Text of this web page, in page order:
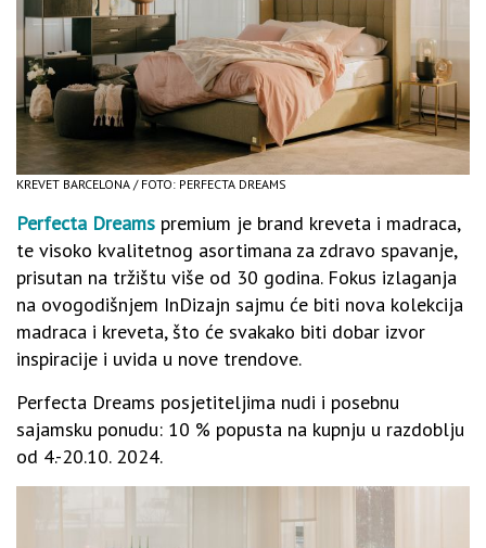
KREVET BARCELONA / FOTO: PERFECTA DREAMS
Perfecta Dreams premium je brand kreveta i madraca,
te visoko kvalitetnog asortimana za zdravo spavanje,
prisutan na tržištu više od 30 godina. Fokus izlaganja
na ovogodišnjem InDizajn sajmu će biti nova kolekcija
madraca i kreveta, što će svakako biti dobar izvor
inspiracije i uvida u nove trendove.
Perfecta Dreams posjetiteljima nudi i posebnu
sajamsku ponudu: 10 % popusta na kupnju u razdoblju
od 4.-20.10. 2024.